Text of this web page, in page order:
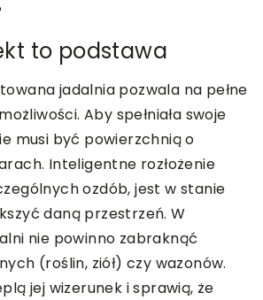
to podstawa
jadalnia pozwala na pełne
Aby spełniała swoje
musi być powierzchnią o
Inteligentne rozłożenie
ozdób, jest w stanie
daną przestrzeń. W
nie powinno zabraknąć
(roślin, ziół) czy wazonów.
jej wizerunek i sprawią, że